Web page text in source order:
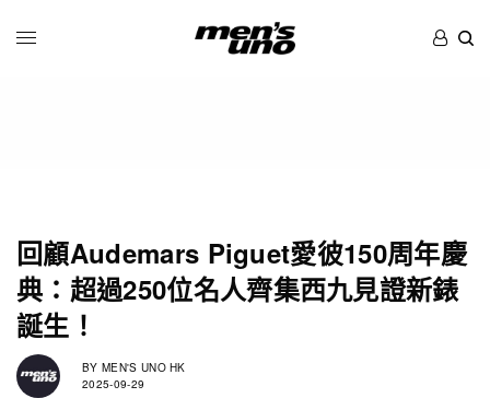
回顧Audemars Piguet愛彼150周年慶
典：超過250位名人齊集西九見證新錶
誕生！
BY MEN'S UNO HK
2025-09-29